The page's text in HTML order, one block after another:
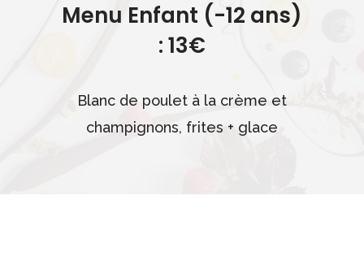
Menu Enfant (-12 ans)
: 13€
Blanc de poulet à la crème et
champignons, frites + glace